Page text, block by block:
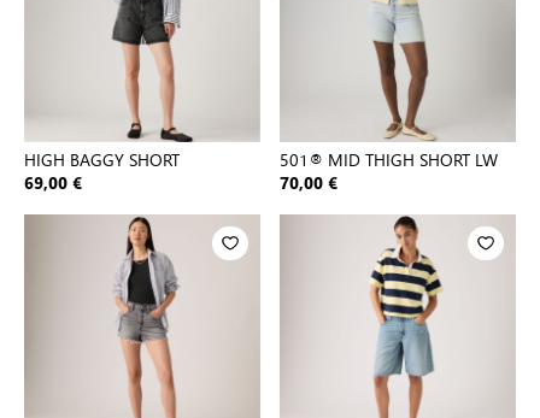
HIGH BAGGY SHORT
69,00 €
501® MID THIGH SHORT LW
70,00 €